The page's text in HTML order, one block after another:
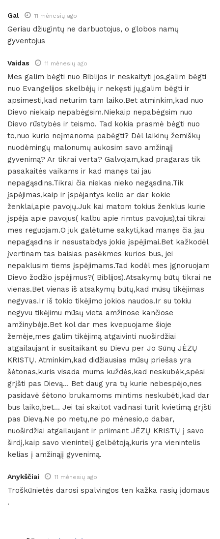
Gal 11 mėnesių ago
Geriau džiugintų ne darbuotojus, o globos namų
gyventojus
Vaidas 11 mėnesių ago
Mes galim bėgti nuo Biblijos ir neskaityti jos,galim bėgti
nuo Evangelijos skelbėjų ir nekęsti jų,galim bėgti ir
apsimesti,kad neturim tam laiko.Bet atminkim,kad nuo
Dievo niekaip nepabėgsim.Niekaip nepabėgsim nuo
Dievo rūstybės ir teismo. Tad kokia prasmė bėgti nuo
to,nuo kurio neįmanoma pabėgti? Dėl laikinų žemiškų
nuodėmingų malonumų aukosim savo amžinąjį
gyvenimą? Ar tikrai verta? Galvojam,kad pragaras tik
pasakaitės vaikams ir kad manęs tai jau
nepagąsdins.Tikrai čia niekas nieko negąsdina.Tik
įspėjimas,kaip ir įspėjantys kelio ar dar kokie
ženklai,apie pavojų.Juk kai matom tokius ženklus kurie
įspėja apie pavojus( kalbu apie rimtus pavojus),tai tikrai
mes reguojam.O juk galėtume sakyti,kad manęs čia jau
nepagąsdins ir nesustabdys jokie įspėjimai.Bet kažkodėl
įvertinam tas baisias pasėkmes kurios bus, jei
nepaklusim tiems įspėjimams.Tad kodėl mes įgnoruojam
Dievo žodžio įspėjimus?( Biblijos).Atsakymų būtų tikrai ne
vienas.Bet vienas iš atsakymų būtų,kad mūsų tikėjimas
negyvas.Ir iš tokio tikėjimo jokios naudos.Ir su tokiu
negyvu tikėjimu mūsų vieta amžinose kančiose
amžinybėje.Bet kol dar mes kvepuojame šioje
žemėje,mes galim tikėjimą atgaivinti nuoširdžiai
atgailaujant ir susitaikant su Dievu per Jo Sūnų JĖZŲ
KRISTŲ. Atminkim,kad didžiausias mūsų priešas yra
šėtonas,kuris visada mums kuždės,kad neskubėk,spėsi
grįšti pas Dievą… Bet daug yra tų kurie nebespėjo,nes
pasidavė šėtono brukamoms mintims neskubėti,kad dar
bus laiko,bet… Jei tai skaitot vadinasi turit kvietimą grįšti
pas Dievą.Ne po metų,ne po mėnesio,o dabar,
nuoširdžiai atgailaujant ir priimant JĖZŲ KRISTŲ į savo
širdį,kaip savo vienintelį gelbėtoją,kuris yra vienintelis
kelias į amžinąjį gyvenimą.
Anykščiai 11 mėnesių ago
Troškūnietės darosi spalvingos ten kažka rasių įdomaus
.